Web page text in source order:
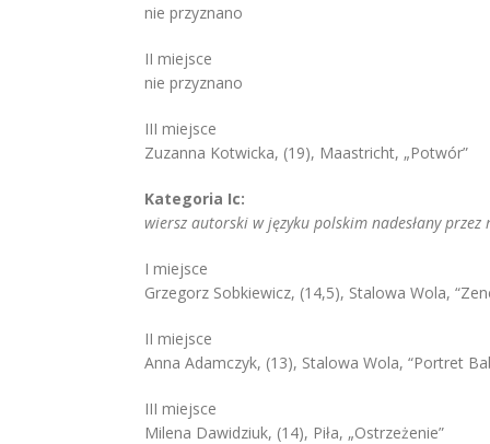
nie przyznano
II miejsce
nie przyznano
III miejsce
Zuzanna Kotwicka, (19), Maastricht, „Potwór”
Kategoria Ic:
wiersz autorski w języku polskim nadesłany przez
I miejsce
Grzegorz Sobkiewicz, (14,5), Stalowa Wola,
II miejsce
Anna Adamczyk, (13), Stalowa Wola, “Portret
III miejsce
Milena Dawidziuk, (14), Piła, „Ostrzeżenie”